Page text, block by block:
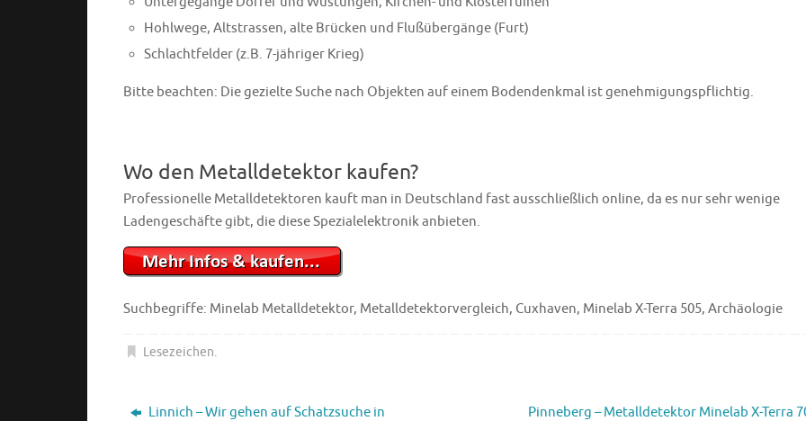
Hohlwege, Altstrassen, alte Brücken und Flußübergänge (Furt)
Schlachtfelder (z.B. 7-jähriger Krieg)
Bitte beachten: Die gezielte Suche nach Objekten auf einem Bodendenkmal ist genehmigungspflichtig.
Wo den Metalldetektor kaufen?
Professionelle Metalldetektoren kauft man in Deutschland fast ausschließlich online, da es nur sehr wenige
Ladengeschäfte gibt, die diese Spezialelektronik anbieten.
Suchbegriffe: Minelab Metalldetektor, Metalldetektorvergleich, Cuxhaven, Minelab X-Terra 505, Archäologie
Lesezeichen.
Linnich – Wir gehen auf Schatzsuche in Pinneberg – Metalldetektor Minelab X-Terra